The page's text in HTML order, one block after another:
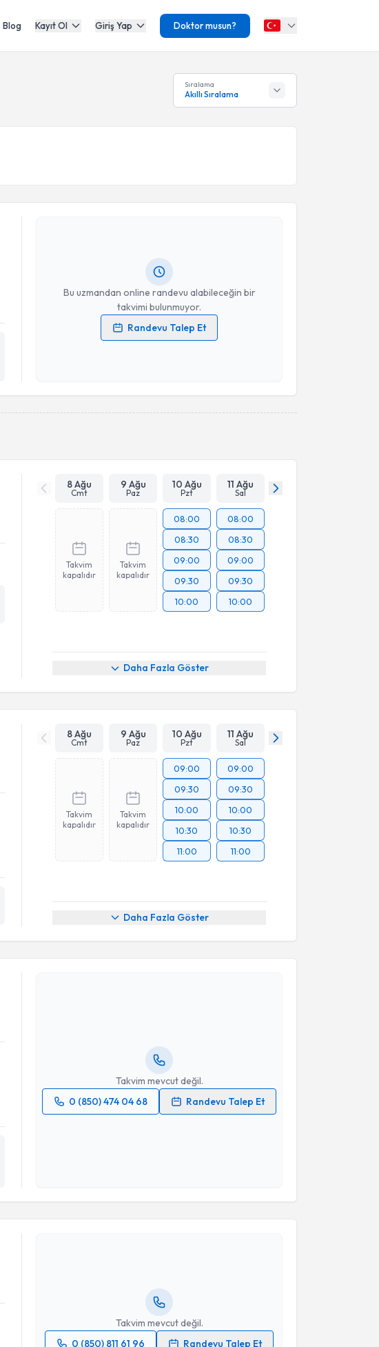
Blog Kayıt Ol Giriş Yap Doktor musun?
Sıralama
Akıllı Sıralama
Bu uzmandan online randevu alabileceğin bir
takvimi bulunmuyor.
Randevu Talep Et
Doç. Dr. Çiğdem Usul Afşar
Kişisel verilerimin işlenmesine ilişkinAydınlatma Metni
Takvim Talebini Gönder
8 Ağu
Cmt
9 Ağu
Paz
10 Ağu
Pzt
11 Ağu
Sal
Takvim
kapalıdır
Takvim
kapalıdır
08:00
08:30
09:00
09:30
10:00
08:00
08:30
09:00
09:30
10:00
Daha Fazla Göster
8 Ağu
Cmt
9 Ağu
Paz
10 Ağu
Pzt
11 Ağu
Sal
Takvim
kapalıdır
Takvim
kapalıdır
09:00
09:30
10:00
10:30
11:00
09:00
09:30
10:00
10:30
11:00
Daha Fazla Göster
Takvim mevcut değil.
0 (850) 474 04 68
Randevu Talep Et
Takvim mevcut değil.
0 (850) 811 61 96
Randevu Talep Et